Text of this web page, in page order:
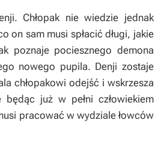
Chłopak nie wiedzie jednak
on sam musi spłacić długi, jakie
poznaje pociesznego demona
nowego pupila. Denji zostaje
chłopakowi odejść i wskrzesza
już w pełni człowiekiem
pracować w wydziale łowców